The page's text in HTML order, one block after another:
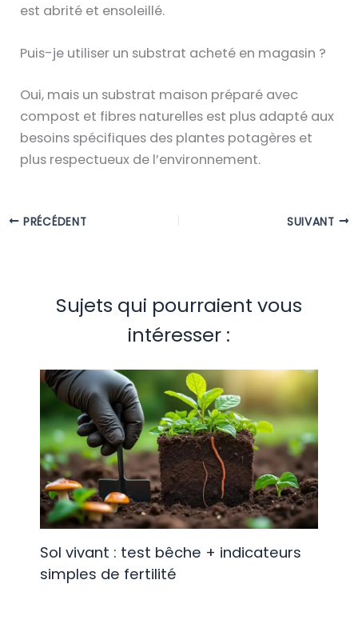
est abrité et ensoleillé.
Puis-je utiliser un substrat acheté en magasin ?
Oui, mais un substrat maison préparé avec
compost et fibres naturelles est plus adapté aux
besoins spécifiques des plantes potagères et
plus respectueux de l’environnement.
PRÉCÉDENT SUIVANT
Sujets qui pourraient vous
intéresser :
Sol vivant : test bêche + indicateurs
simples de fertilité